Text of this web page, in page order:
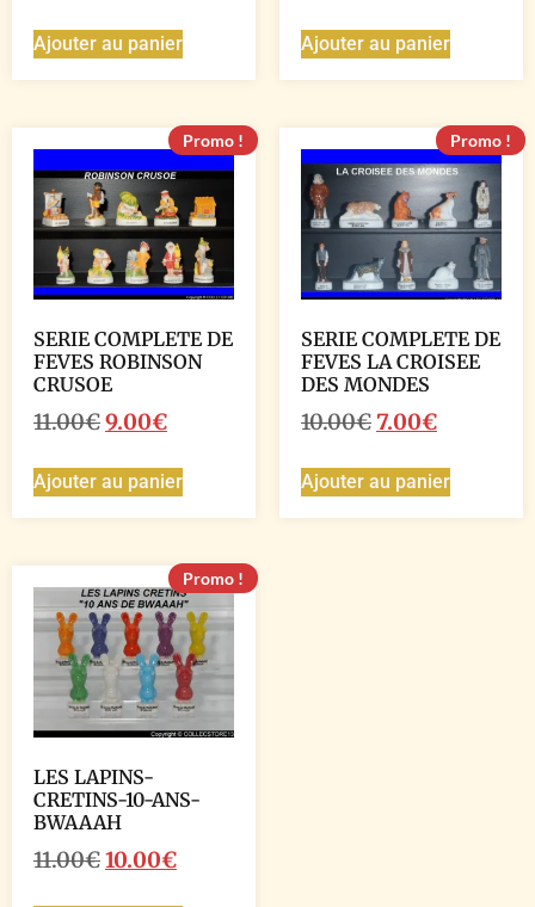
Ajouter au panier Ajouter au panier
Promo !
SERIE COMPLETE DE
FEVES ROBINSON
CRUSOE
11.00€9.00€
Ajouter au panier
Promo !
SERIE COMPLETE DE
FEVES LA CROISEE
DES MONDES
10.00€7.00€
Ajouter au panier
Promo !
LES LAPINS-
CRETINS-10-ANS-
BWAAAH
11.00€10.00€